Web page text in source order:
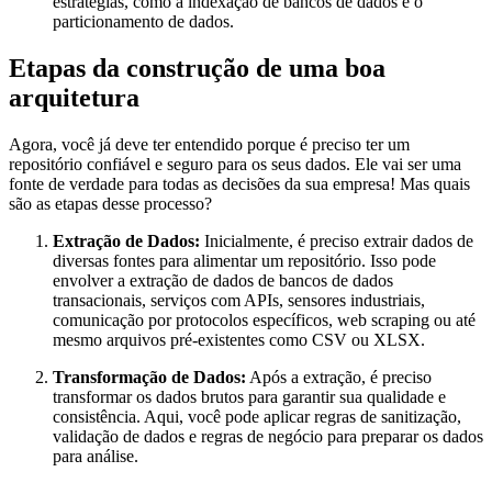
particionamento de dados.
Etapas da construção de uma boa
arquitetura
Agora, você já deve ter entendido porque é preciso ter um
repositório confiável e seguro para os seus dados. Ele vai ser uma
fonte de verdade para todas as decisões da sua empresa! Mas quais
são as etapas desse processo?
Extração de Dados: Inicialmente, é preciso extrair dados de
diversas fontes para alimentar um repositório. Isso pode
envolver a extração de dados de bancos de dados
transacionais, serviços com APIs, sensores industriais,
comunicação por protocolos específicos, web scraping ou até
mesmo arquivos pré-existentes como CSV ou XLSX.
Transformação de Dados: Após a extração, é preciso
transformar os dados brutos para garantir sua qualidade e
consistência. Aqui, você pode aplicar regras de sanitização,
validação de dados e regras de negócio para preparar os dados
para análise.